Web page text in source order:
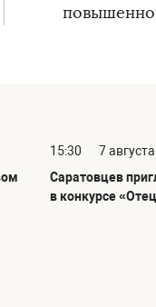
15:30
7 августа
Саратовцев
в конкурсе